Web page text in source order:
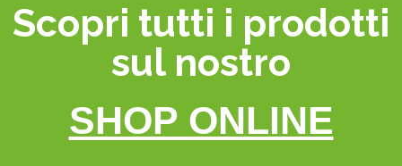
Scopri tutti i prodotti
sul nostro
SHOP ONLINE